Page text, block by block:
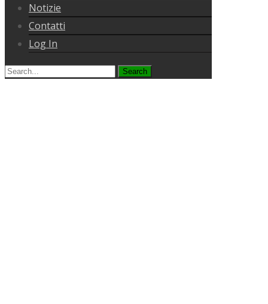
Notizie
Contatti
Log In
Search